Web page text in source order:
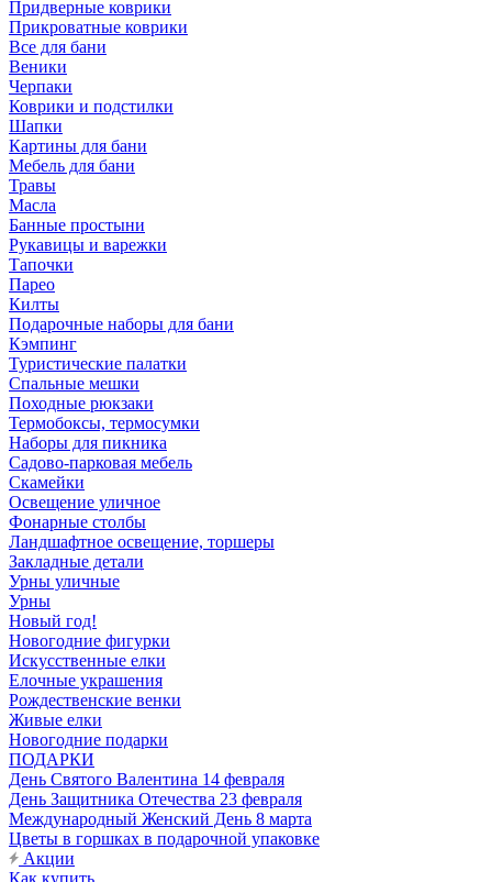
Придверные коврики
Прикроватные коврики
Все для бани
Веники
Черпаки
Коврики и подстилки
Шапки
Картины для бани
Мебель для бани
Травы
Масла
Банные простыни
Рукавицы и варежки
Тапочки
Парео
Килты
Подарочные наборы для бани
Кэмпинг
Туристические палатки
Спальные мешки
Походные рюкзаки
Термобоксы, термосумки
Наборы для пикника
Садово-парковая мебель
Скамейки
Освещение уличное
Фонарные столбы
Ландшафтное освещение, торшеры
Закладные детали
Урны уличные
Урны
Новый год!
Новогодние фигурки
Искусственные елки
Елочные украшения
Рождественские венки
Живые елки
Новогодние подарки
ПОДАРКИ
День Святого Валентина 14 февраля
День Защитника Отечества 23 февраля
Международный Женский День 8 марта
Цветы в горшках в подарочной упаковке
Акции
Как купить